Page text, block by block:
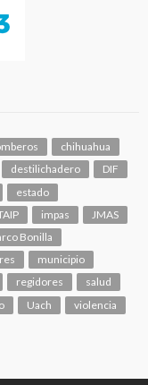
chihuahua
destilichadero
DIF
estado
impas
JMAS
Bonilla
municipio
regidores
salud
Uach violencia